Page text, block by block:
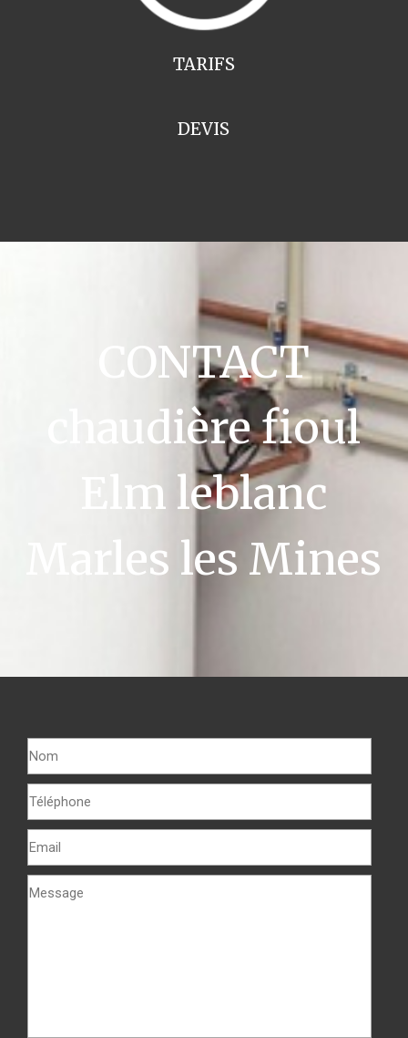
TARIFS
DEVIS
CONTACT
chaudière fioul
Elm leblanc
Marles les Mines